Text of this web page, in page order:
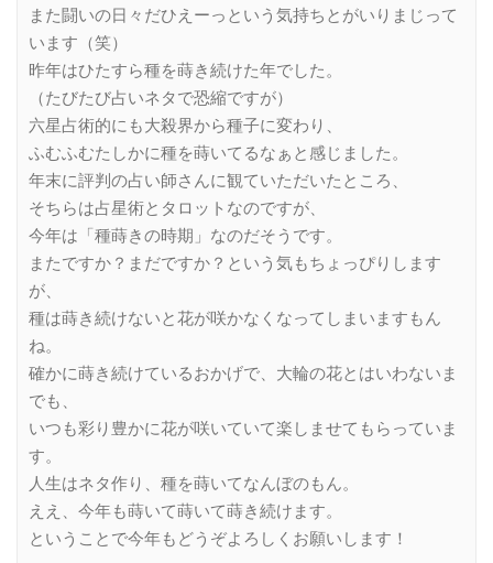
また闘いの日々だひえーっという気持ちとがいりまじって
います（笑）
昨年はひたすら種を蒔き続けた年でした。
（たびたび占いネタで恐縮ですが）
六星占術的にも大殺界から種子に変わり、
ふむふむたしかに種を蒔いてるなぁと感じました。
年末に評判の占い師さんに観ていただいたところ、
そちらは占星術とタロットなのですが、
今年は「種蒔きの時期」なのだそうです。
またですか？まだですか？という気もちょっぴりします
が、
種は蒔き続けないと花が咲かなくなってしまいますもん
ね。
確かに蒔き続けているおかげで、大輪の花とはいわないま
でも、
いつも彩り豊かに花が咲いていて楽しませてもらっていま
す。
人生はネタ作り、種を蒔いてなんぼのもん。
ええ、今年も蒔いて蒔いて蒔き続けます。
ということで今年もどうぞよろしくお願いします！